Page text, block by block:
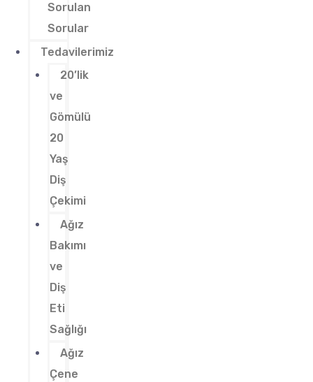
Sorulan
Sorular
Tedavilerimiz
20’lik
ve
Gömülü
20
Yaş
Diş
Çekimi
Ağız
Bakımı
ve
Diş
Eti
Sağlığı
Ağız
Çene